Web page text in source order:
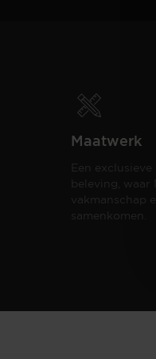
Maatwerk
Een exclusieve
beleving, waar
vakmanschap
samenkomen.